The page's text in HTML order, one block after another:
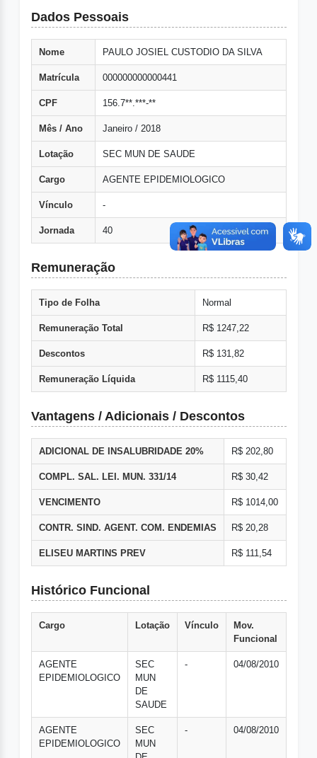
Dados Pessoais
Nome PAULO JOSIEL CUSTODIO DA SILVA
Matrícula 000000000000441
CPF 156.7**.***-**
Mês / Ano Janeiro / 2018
Lotação SEC MUN DE SAUDE
Cargo AGENTE EPIDEMIOLOGICO
Vínculo -
Jornada 40
Remuneração
Tipo de Folha Normal
Remuneração Total R$ 1247,22
Descontos R$ 131,82
Remuneração Líquida R$ 1115,40
Vantagens / Adicionais / Descontos
ADICIONAL DE INSALUBRIDADE 20% R$ 202,80
COMPL. SAL. LEI. MUN. 331/14 R$ 30,42
VENCIMENTO R$ 1014,00
CONTR. SIND. AGENT. COM. ENDEMIAS R$ 20,28
ELISEU MARTINS PREV R$ 111,54
Histórico Funcional
Cargo Lotação Vínculo
Mov.
Funcional
AGENTE
EPIDEMIOLOGICO
SEC
MUN
DE
SAUDE
- 04/08/2010
AGENTE
EPIDEMIOLOGICO
SEC
MUN
- 04/08/2010